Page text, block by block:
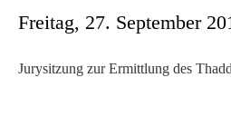
Freitag, 27. September
Jurysitzung zur Ermittlung des